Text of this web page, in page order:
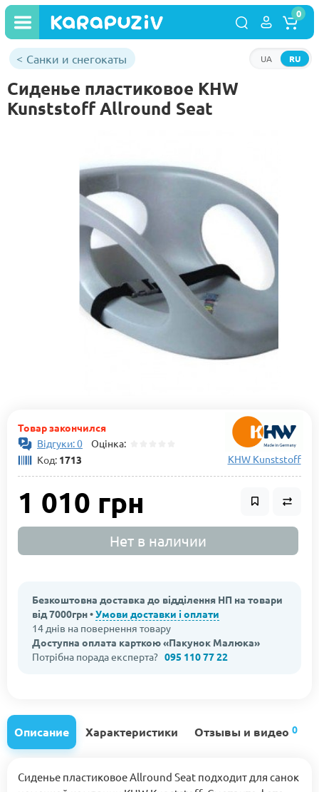
RU
UA
0
Санки и снегокаты
Сиденье пластиковое KHW
Kunststoff Allround Sеat
Товар закончился
Відгуки: 0 Оцінка:
Код: 1713 KHW Kunststoff
1 010 грн
Нет в наличии
Безкоштовна доставка до відділення НП на товари
від 7000грн •Умови доставки і оплати
14 днів на повернення товару
Доступна оплата карткою «Пакунок Малюка»
Потрібна порада експерта? 095 110 77 22
Описание Характеристики Отзывы и видео 0
Сиденье пластиковое Allround Sеat подходит для санок